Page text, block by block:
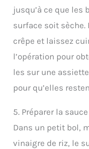
jusqu’à ce que les
surface soit sèche.
crêpe et laissez
l’opération pour
les sur une
pour qu’elles
5. Préparer la
Dans un petit bol,
vinaigre de riz, le